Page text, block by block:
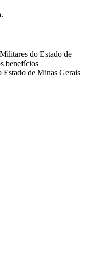
do Estado de
benefícios
Estado de Minas Gerais